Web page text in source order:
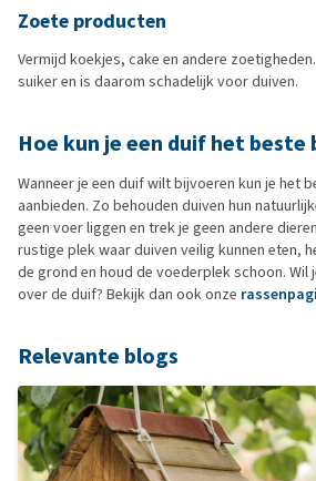
Zoete producten
Vermijd koekjes, cake en andere
suiker en is daarom schadelijk voor duiven.
Hoe kun je een duif het beste
Wanneer je een duif wilt bijvoeren kun je het
aanbieden. Zo behouden duiven hun
geen voer liggen en trek je geen andere
rustige plek waar duiven veilig kunnen eten,
de grond en houd de voederplek schoon. Wil
over de duif? Bekijk dan ook onze
Relevante blogs